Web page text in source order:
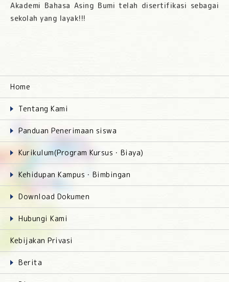
Akademi Bahasa Asing Bumi telah disertifikasi sebagai
sekolah yang layak!!!
Home
Tentang Kami
Panduan Penerimaan siswa
Kurikulum(Program Kursus・Biaya)
Kehidupan Kampus・Bimbingan
Download Dokumen
Hubungi Kami
Kebijakan Privasi
Berita